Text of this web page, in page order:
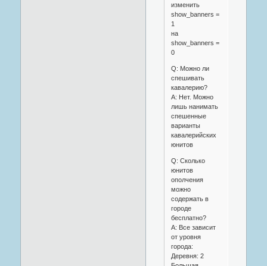
изменить
show_banners =
1
на
show_banners =
0
Q: Можно ли
спешивать
кавалерию?
A: Нет. Можно
лишь нанимать
спешенные
варианты
кавалерийских
юнитов
Q: Сколько
юнитов
ополчения
можно
содержать в
городе
бесплатно?
A: Все зависит
от уровня
города:
Деревня: 2